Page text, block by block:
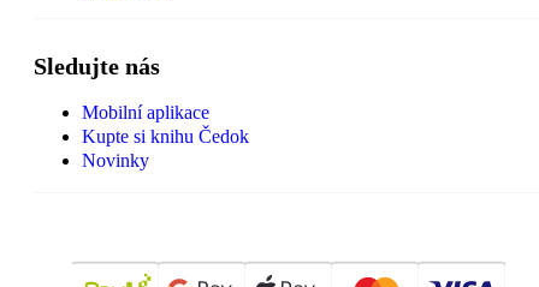
Sledujte nás
Mobilní aplikace
Kupte si knihu Čedok
Novinky